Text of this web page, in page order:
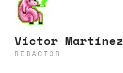
Víctor Martínez
REDACTOR